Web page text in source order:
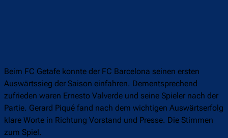
Beim FC Getafe konnte der FC Barcelona seinen ersten
Auswärtssieg der Saison einfahren. Dementsprechend
zufrieden waren Ernesto Valverde und seine Spieler nach der
Partie. Gerard Piqué fand nach dem wichtigen Auswärtserfolg
klare Worte in Richtung Vorstand und Presse. Die Stimmen
zum Spiel.